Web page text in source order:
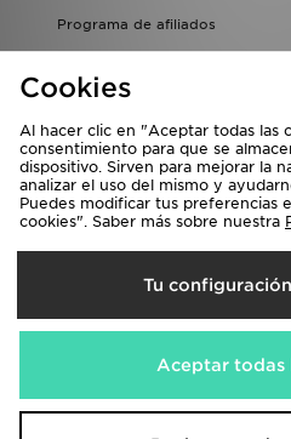
Programa de afiliados
del grupo JD - Whistleblowing
España
Aceptamos las
Cookies
Al hacer clic en "Aceptar todas las
consentimiento para que se
dispositivo. Sirven para mejorar la
analizar el uso del mismo y
Puedes modificar tus preferencias
cookies". Saber más sobre nuestra
Tu
Aceptar todas